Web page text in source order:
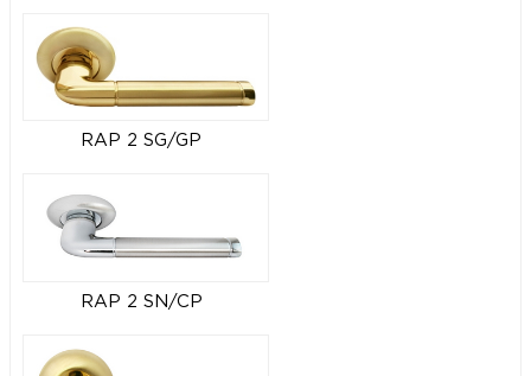
RAP 2 SG/GP
RAP 2 SN/CP